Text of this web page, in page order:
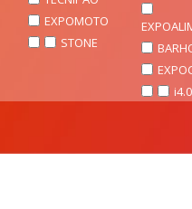
EXPOMOTO
STONE